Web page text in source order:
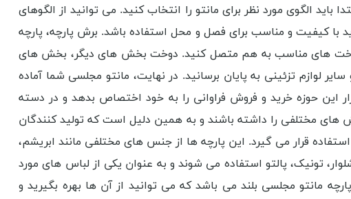
باید الگوی مورد نظر برای مانتو را انتخاب کنید. می توانید از الگوهای
با کیفیت و مناسب برای فصل و محل استفاده باشد. برش پارچه، پارچه
دوخت های مناسب به هم متصل کنید. دوخت بخش های دیگر، بخش های
لوازم تزئینی به پایان برسانید. در نهایت، مانتو مجلسی شما آماده
این حوزه خرید و فروش فراوانی را به خود اختصاص بدهد و در دسته
های مختلفی را داشته باشند و به همین دلیل است که تولید کنندگان
قرار می گیرد. این پارچه ها از جنس های مختلفی مانند ابریشم،
تونیک، پالتو استفاده می شوند و به عنوان یکی از لباس های مورد
مانتو مجلسی بلند می باشد که می توانید از آن ها بهره بگیرید و